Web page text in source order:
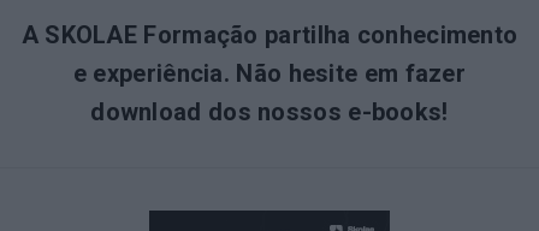
A SKOLAE Formação partilha conhecimento
e experiência. Não hesite em fazer
download dos nossos e-books!